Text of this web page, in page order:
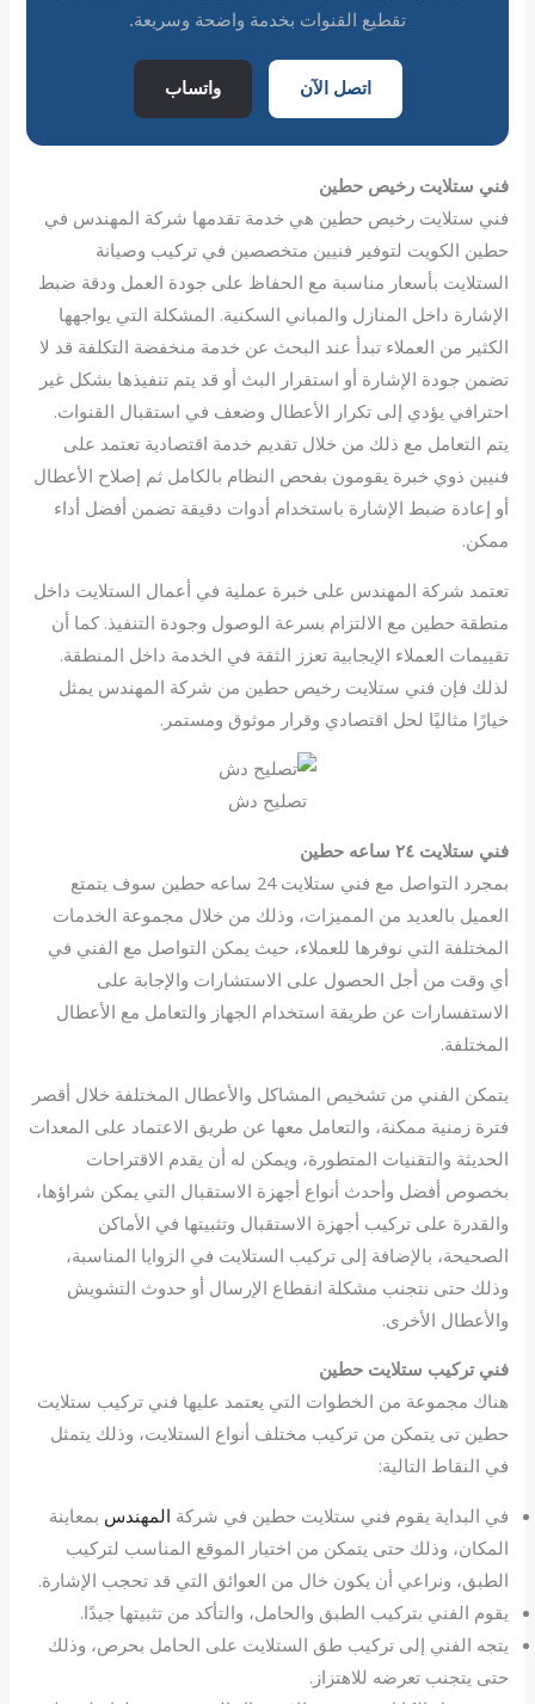
تقطيع القنوات بخدمة واضحة وسريعة.
اتصل الآن واتساب
فني ستلايت رخيص حطين
فني ستلايت رخيص حطين هي خدمة تقدمها شركة المهندس في
حطين الكويت لتوفير فنيين متخصصين في تركيب وصيانة
الستلايت بأسعار مناسبة مع الحفاظ على جودة العمل ودقة ضبط
الإشارة داخل المنازل والمباني السكنية. المشكلة التي يواجهها
الكثير من العملاء تبدأ عند البحث عن خدمة منخفضة التكلفة قد لا
تضمن جودة الإشارة أو استقرار البث أو قد يتم تنفيذها بشكل غير
احترافي يؤدي إلى تكرار الأعطال وضعف في استقبال القنوات.
يتم التعامل مع ذلك من خلال تقديم خدمة اقتصادية تعتمد على
فنيين ذوي خبرة يقومون بفحص النظام بالكامل ثم إصلاح الأعطال
أو إعادة ضبط الإشارة باستخدام أدوات دقيقة تضمن أفضل أداء
ممكن.
تعتمد شركة المهندس على خبرة عملية في أعمال الستلايت داخل
منطقة حطين مع الالتزام بسرعة الوصول وجودة التنفيذ. كما أن
تقييمات العملاء الإيجابية تعزز الثقة في الخدمة داخل المنطقة.
لذلك فإن فني ستلايت رخيص حطين من شركة المهندس يمثل
خيارًا مثاليًا لحل اقتصادي وقرار موثوق ومستمر.
تصليح دش
فني ستلايت ٢٤ ساعه حطين
بمجرد التواصل مع فني ستلايت 24 ساعه حطين سوف يتمتع
العميل بالعديد من المميزات، وذلك من خلال مجموعة الخدمات
المختلفة التي نوفرها للعملاء، حيث يمكن التواصل مع الفني في
أي وقت من أجل الحصول على الاستشارات والإجابة على
الاستفسارات عن طريقة استخدام الجهاز والتعامل مع الأعطال
المختلفة.
يتمكن الفني من تشخيص المشاكل والأعطال المختلفة خلال أقصر
فترة زمنية ممكنة، والتعامل معها عن طريق الاعتماد على المعدات
الحديثة والتقنيات المتطورة، ويمكن له أن يقدم الاقتراحات
بخصوص أفضل وأحدث أنواع أجهزة الاستقبال التي يمكن شراؤها،
والقدرة على تركيب أجهزة الاستقبال وتثبيتها في الأماكن
الصحيحة، بالإضافة إلى تركيب الستلايت في الزوايا المناسبة،
وذلك حتى نتجنب مشكلة انقطاع الإرسال أو حدوث التشويش
والأعطال الأخرى.
فني تركيب ستلايت حطين
هناك مجموعة من الخطوات التي يعتمد عليها فني تركيب ستلايت
حطين تى يتمكن من تركيب مختلف أنواع الستلايت، وذلك يتمثل
في النقاط التالية:
في البداية يقوم فني ستلايت حطين في شركة المهندس بمعاينة
المكان، وذلك حتى يتمكن من اختيار الموقع المناسب لتركيب
الطبق، ونراعي أن يكون خال من العوائق التي قد تحجب الإشارة.
يقوم الفني بتركيب الطبق والحامل، والتأكد من تثبيتها جيدًا.
يتجه الفني إلى تركيب طق الستلايت على الحامل بحرص، وذلك
حتى يتجنب تعرضه للاهتزاز.